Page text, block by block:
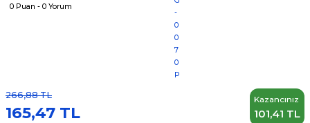
0 Puan - 0 Yorum
-
0
0
7
0
P
266,88 TL
165,47 TL
Kazancınız
101,41 TL